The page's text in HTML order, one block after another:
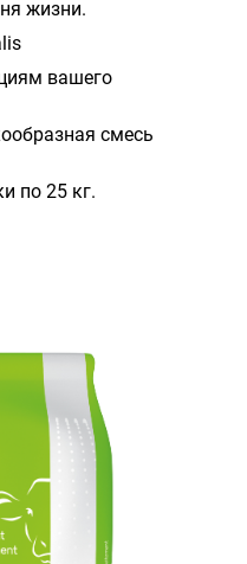
жизни.
вашего
смесь
по 25 кг.